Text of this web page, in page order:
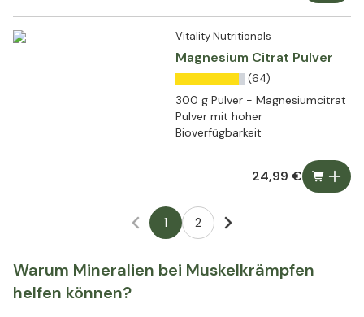
Vitality Nutritionals
Magnesium Citrat Pulver
(64)
300 g Pulver - Magnesiumcitrat
Pulver mit hoher
Bioverfügbarkeit
24,99 €
1 2
Warum Mineralien bei Muskelkrämpfen
helfen können?